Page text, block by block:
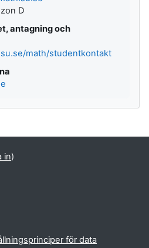
D
antagning och
su.se/math/studentkontakt
in)
för data